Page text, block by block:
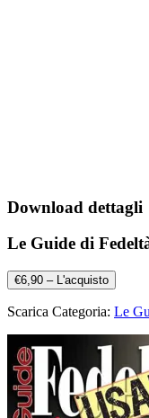
Download dettagli
Le Guide di
€6,90 – L'acquisto
Scarica Categoria: Le